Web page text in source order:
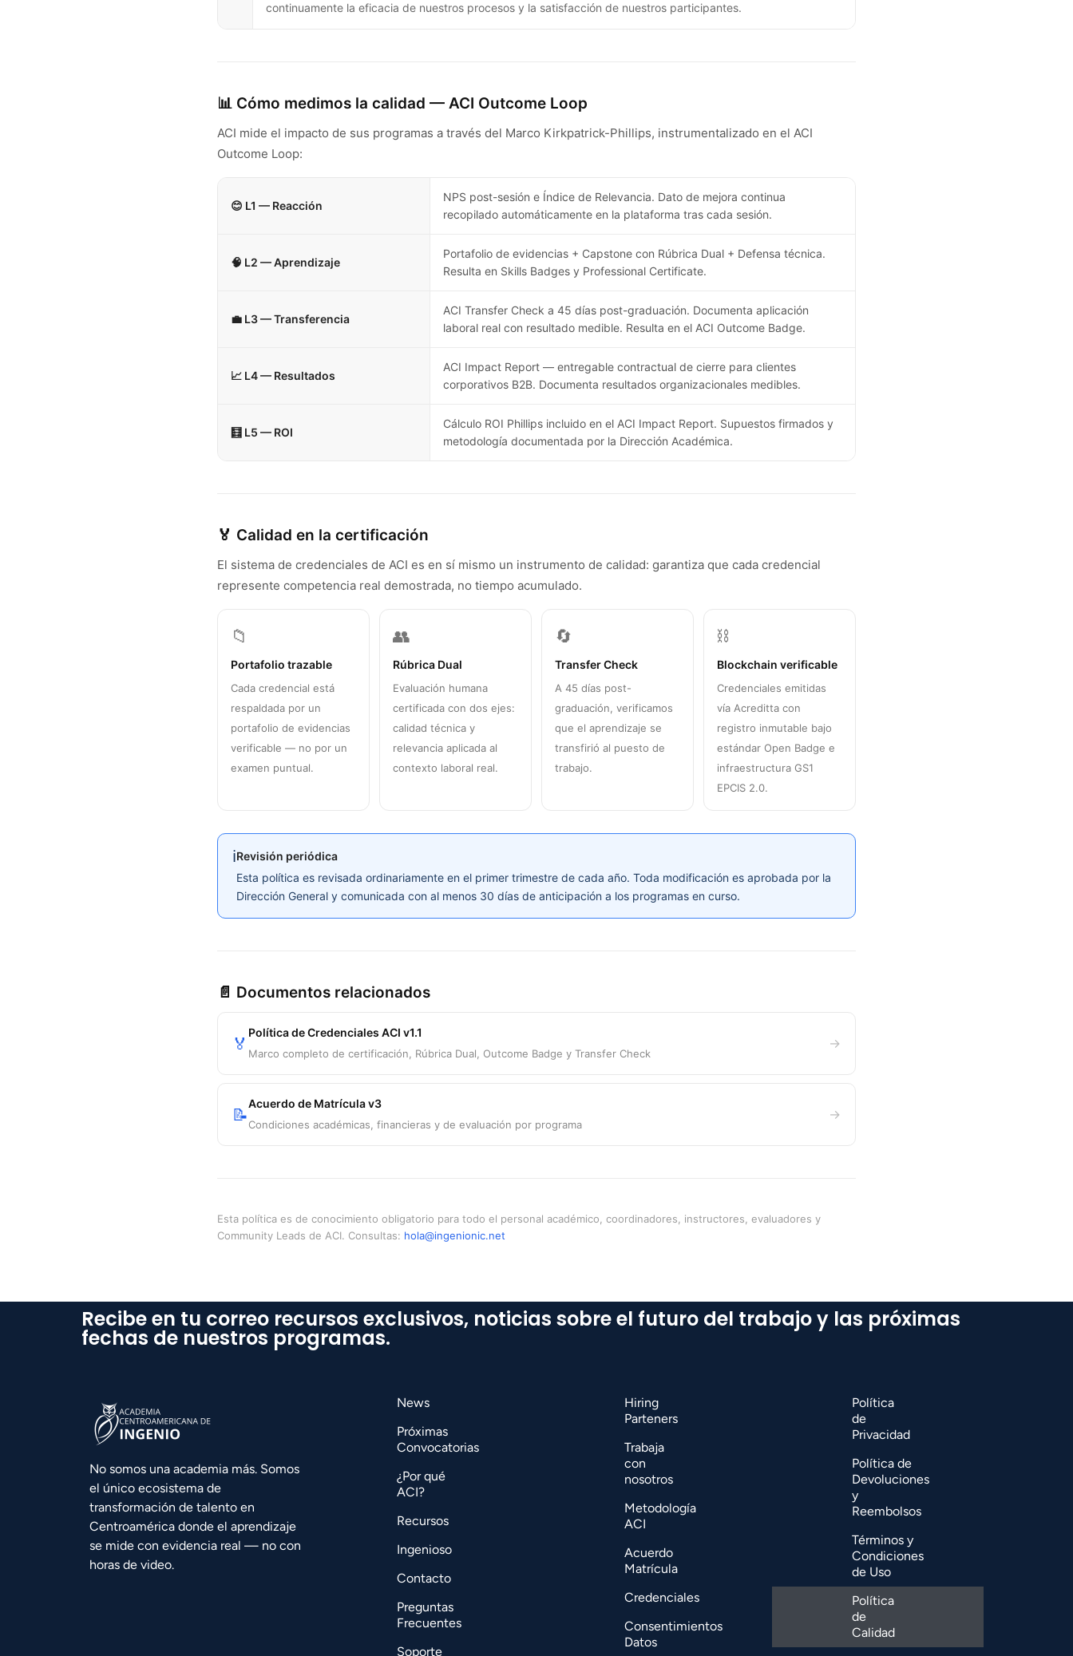
continuamente la eficacia de nuestros procesos y la satisfacción de nuestros participantes.
📊 Cómo medimos la calidad — ACI Outcome Loop
ACI mide el impacto de sus programas a través del Marco Kirkpatrick-Phillips, instrumentalizado en el ACI
Outcome Loop:
😊 L1 — Reacción
NPS post-sesión e Índice de Relevancia. Dato de mejora continua
recopilado automáticamente en la plataforma tras cada sesión.
🧠 L2 — Aprendizaje
Portafolio de evidencias + Capstone con Rúbrica Dual + Defensa técnica.
Resulta en Skills Badges y Professional Certificate.
💼 L3 — Transferencia
ACI Transfer Check a 45 días post-graduación. Documenta aplicación
laboral real con resultado medible. Resulta en el ACI Outcome Badge.
📈 L4 — Resultados
ACI Impact Report — entregable contractual de cierre para clientes
corporativos B2B. Documenta resultados organizacionales medibles.
🧮 L5 — ROI
Cálculo ROI Phillips incluido en el ACI Impact Report. Supuestos firmados y
metodología documentada por la Dirección Académica.
🏅 Calidad en la certificación
El sistema de credenciales de ACI es en sí mismo un instrumento de calidad: garantiza que cada credencial
represente competencia real demostrada, no tiempo acumulado.
📁
Portafolio trazable
Cada credencial está
respaldada por un
portafolio de evidencias
verificable — no por un
examen puntual.
👥
Rúbrica Dual
Evaluación humana
certificada con dos ejes:
calidad técnica y
relevancia aplicada al
contexto laboral real.
🔄
Transfer Check
A 45 días post-
graduación, verificamos
que el aprendizaje se
transfirió al puesto de
trabajo.
⛓️
Blockchain verificable
Credenciales emitidas
vía Acreditta con
registro inmutable bajo
estándar Open Badge e
infraestructura GS1
EPCIS 2.0.
ℹ️Revisión periódica
Esta política es revisada ordinariamente en el primer trimestre de cada año. Toda modificación es aprobada por la
Dirección General y comunicada con al menos 30 días de anticipación a los programas en curso.
📄 Documentos relacionados
🏅
Política de Credenciales ACI v1.1
Marco completo de certificación, Rúbrica Dual, Outcome Badge y Transfer Check
→
📝
Acuerdo de Matrícula v3
Condiciones académicas, financieras y de evaluación por programa
→
Esta política es de conocimiento obligatorio para todo el personal académico, coordinadores, instructores, evaluadores y
Community Leads de ACI. Consultas: hola@ingenionic.net
Recibe en tu correo recursos exclusivos, noticias sobre el futuro del trabajo y las próximas
fechas de nuestros programas.
No somos una academia más. Somos
el único ecosistema de
transformación de talento en
Centroamérica donde el aprendizaje
se mide con evidencia real — no con
horas de video.
News
Próximas
Convocatorias
¿Por qué
ACI?
Recursos
Ingenioso
Contacto
Preguntas
Frecuentes
Soporte
Hiring
Parteners
Trabaja
con
nosotros
Metodología
ACI
Acuerdo
Matrícula
Credenciales
Consentimientos
Datos
Política
de
Privacidad
Política de
Devoluciones
y
Reembolsos
Términos y
Condiciones
de Uso
Política
de
Calidad